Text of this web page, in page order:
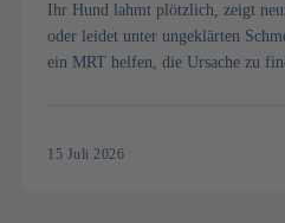
Ihr Hund lahmt plötzlich, zeigt
oder leidet unter ungeklärten
ein MRT helfen, die Ursache zu
15 Juli 2026